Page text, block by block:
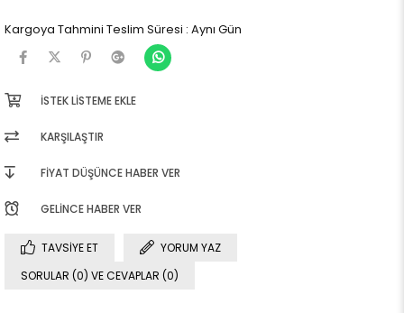
Kargoya Tahmini Teslim Süresi : Aynı Gün
İSTEK LISTEME EKLE
KARŞILAŞTIR
FIYAT DÜŞÜNCE HABER VER
GELINCE HABER VER
TAVSIYE ET
YORUM YAZ
SORULAR (0) VE CEVAPLAR (0)